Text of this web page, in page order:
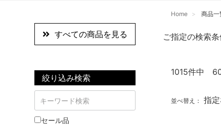
バッグ＆ポーチ
アロマ＆フレグランス
雑貨・その他
USED Hermès
USED CHANEL
USED otherHome 商品一
すべての商品を見る
絞り込み検索
セール品
ご指定の検索
1015件中
並べ替え： 指